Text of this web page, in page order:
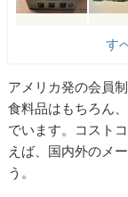
す
アメリカ発の会員
食料品はもちろん
でいます。コスト
えば、国内外のメ
う。